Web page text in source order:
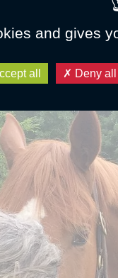
trouver ce qui
cas par cas ! Il en
ans.
and gives
all Deny